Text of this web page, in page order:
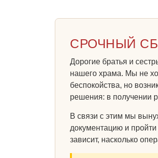
СРОЧНЫЙ
Дорогие братья и
нашего храма. Мы не
беспокойства, но
решения: в получении
В связи с этим мы
документацию и пройти
зависит, насколько